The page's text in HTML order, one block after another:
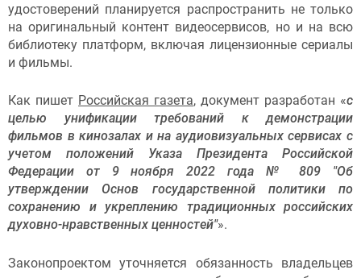
удостоверений планируется распространить не только
на оригинальный контент видеосервисов, но и на всю
библиотеку платформ, включая лицензионные сериалы
и фильмы.
Как пишет Российская газета, документ разработан «с
целью унификации требований к демонстрации
фильмов в кинозалах и на аудиовизуальных сервисах с
учетом положений Указа Президента Российской
Федерации от 9 ноября 2022 года № 809 "Об
утверждении Основ государственной политики по
сохранению и укреплению традиционных российских
духовно-нравственных ценностей"».
Законопроектом уточняется обязанность владельцев